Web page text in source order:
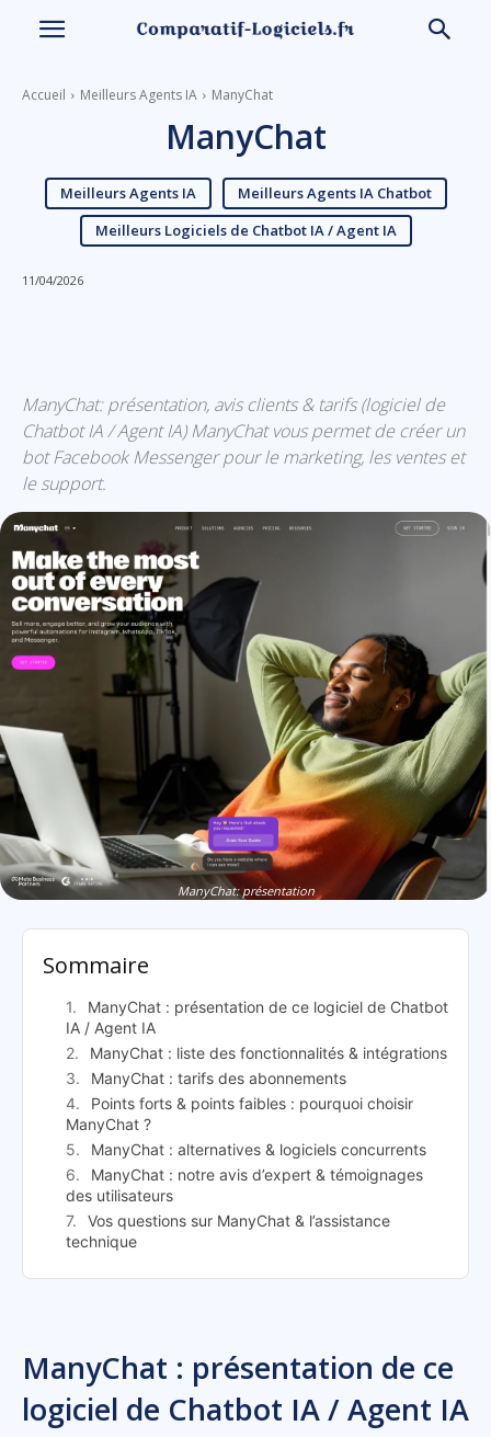
Accueil Meilleurs Agents IA ManyChat
ManyChat
Meilleurs Agents IA
Meilleurs Agents IA Chatbot
Meilleurs Logiciels de Chatbot IA / Agent IA
11/04/2026
ManyChat: présentation, avis clients & tarifs (logiciel de
Chatbot IA / Agent IA) ManyChat vous permet de créer un
bot Facebook Messenger pour le marketing, les ventes et
le support.
ManyChat: présentation
Sommaire
ManyChat : présentation de ce logiciel de Chatbot
IA / Agent IA
ManyChat : liste des fonctionnalités & intégrations
ManyChat : tarifs des abonnements
Points forts & points faibles : pourquoi choisir
ManyChat ?
ManyChat : alternatives & logiciels concurrents
ManyChat : notre avis d’expert & témoignages
des utilisateurs
Vos questions sur ManyChat & l’assistance
technique
ManyChat : présentation de ce
logiciel de Chatbot IA / Agent IA